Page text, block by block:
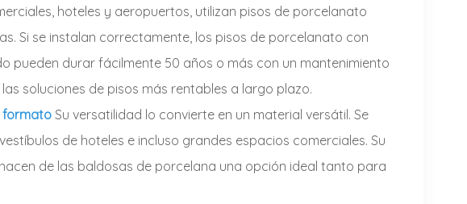
hoteles y aeropuertos, utilizan pisos de porcelanato
Si se instalan correctamente, los pisos de porcelanato con
pueden durar fácilmente 50 años o más con un mantenimiento
soluciones de pisos más rentables a largo plazo.
formato Su versatilidad lo convierte en un material versátil. Se
de hoteles e incluso grandes espacios comerciales. Su
de las baldosas de porcelana una opción ideal tanto para